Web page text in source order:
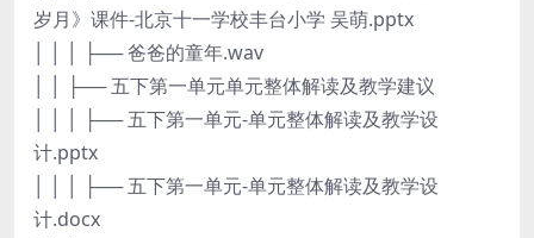
岁月》课件-北京十一学校丰台小学 吴萌.pptx
│ │ │ ├── 爸爸的童年.wav
│ │ ├── 五下第一单元单元整体解读及教学建议
│ │ │ ├── 五下第一单元-单元整体解读及教学设
计.pptx
│ │ │ ├── 五下第一单元-单元整体解读及教学设
计.docx